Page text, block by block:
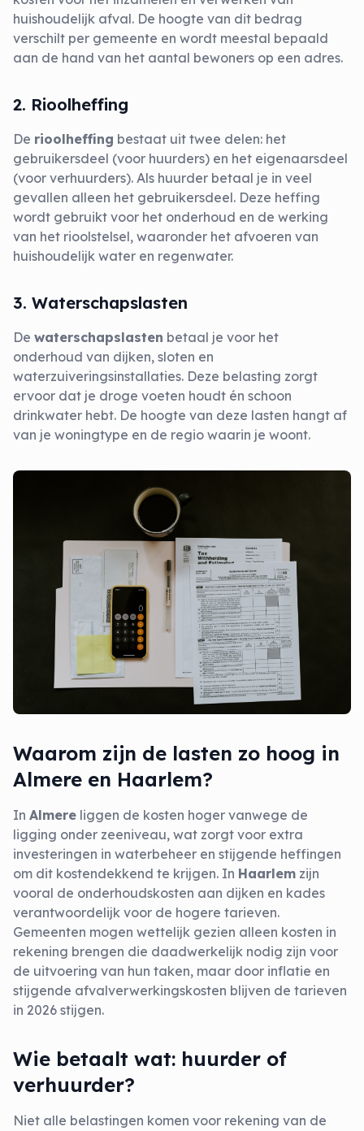
huishoudelijk afval. De hoogte van dit bedrag
verschilt per gemeente en wordt meestal bepaald
aan de hand van het aantal bewoners op een adres.
2. Rioolheffing
De rioolheffing bestaat uit twee delen: het
gebruikersdeel (voor huurders) en het eigenaarsdeel
(voor verhuurders). Als huurder betaal je in veel
gevallen alleen het gebruikersdeel. Deze heffing
wordt gebruikt voor het onderhoud en de werking
van het rioolstelsel, waaronder het afvoeren van
huishoudelijk water en regenwater.
3. Waterschapslasten
De waterschapslasten betaal je voor het
onderhoud van dijken, sloten en
waterzuiveringsinstallaties. Deze belasting zorgt
ervoor dat je droge voeten houdt én schoon
drinkwater hebt. De hoogte van deze lasten hangt af
van je woningtype en de regio waarin je woont.
Waarom zijn de lasten zo hoog in
Almere en Haarlem?
In Almere liggen de kosten hoger vanwege de
ligging onder zeeniveau, wat zorgt voor extra
investeringen in waterbeheer en stijgende heffingen
om dit kostendekkend te krijgen. In Haarlem zijn
vooral de onderhoudskosten aan dijken en kades
verantwoordelijk voor de hogere tarieven.
Gemeenten mogen wettelijk gezien alleen kosten in
rekening brengen die daadwerkelijk nodig zijn voor
de uitvoering van hun taken, maar door inflatie en
stijgende afvalverwerkingskosten blijven de tarieven
in 2026 stijgen.
Wie betaalt wat: huurder of
verhuurder?
Niet alle belastingen komen voor rekening van de